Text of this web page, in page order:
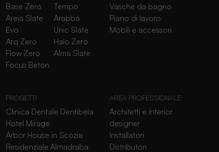
Base Zero
Areia Slate
Evo
Arq Zero
Flow Zero
Focus Beton
Tempo
Arabba
Unic Slate
Halo Zero
Alma Slate
Vasche da bagno
Piano di lavoro
Mobili e accessori
PROGETTI
Clinica Dentale Dentibela
Hotel Mirage
Arbor House in Scozia
Residenziale Almadraba
AREA PROFESSIONALE
Architetti e interior
designer
Installatori
Distributori